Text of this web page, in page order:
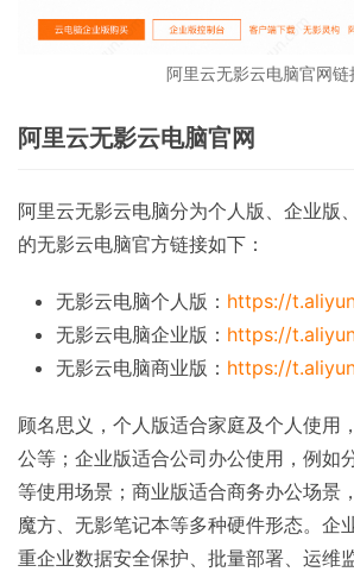
阿里云无影云电脑官网链
阿里云无影云电脑官网
阿里云无影云电脑分为个人版、企业版
的无影云电脑官方链接如下：
无影云电脑个人版： https://
无影云电脑企业版： https://
无影云电脑商业版： https://
顾名思义，个人版适合家庭及个人使用
公等；企业版适合公司办公使用，例如
等使用场景；商业版适合商务办公场景
魔方、无影笔记本等多种硬件形态。企
重企业数据安全保护、批量部署、运维